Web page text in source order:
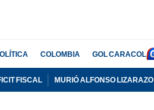
COLOMBIA GOL CARACOL
FISCAL MURIÓ ALFONSO LIZARAZO